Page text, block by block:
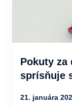
Pokuty za
sprísňuje
21. januára